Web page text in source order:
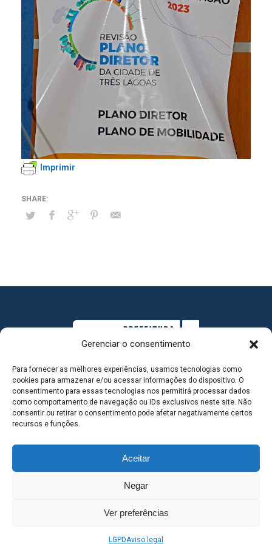
Gerenciar o consentimento
Para fornecer as melhores experiências, usamos tecnologias como
cookies para armazenar e/ou acessar informações do dispositivo. O
consentimento para essas tecnologias nos permitirá processar dados
como comportamento de navegação ou IDs exclusivos neste site. Não
consentir ou retirar o consentimento pode afetar negativamente certos
recursos e funções.
Aceitar
Negar
Ver preferências
LGPDAviso legal
Imprimir
MAPA DO SITE
SEDE DO ADMINISTRATIVO MUNICIPAL - Avenida